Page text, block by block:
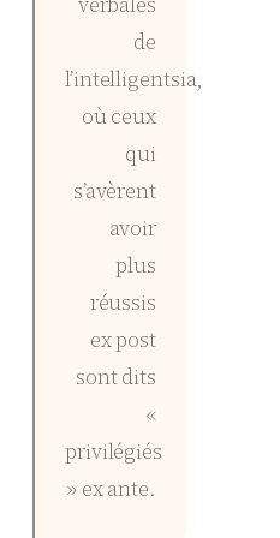
de
l’intelligentsia,
où ceux
qui
s’avèrent
avoir
plus
réussis
ex post
sont dits
«
privilégiés
» ex ante.